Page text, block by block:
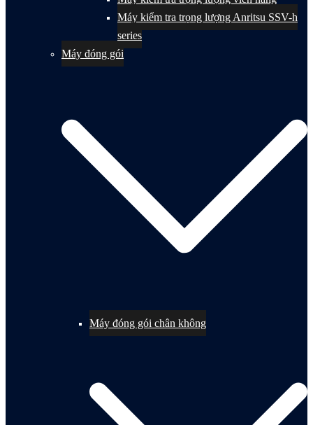
Máy kiểm tra trọng lượng Anritsu SSV-h
series
Máy đóng gói
Máy đóng gói chân không